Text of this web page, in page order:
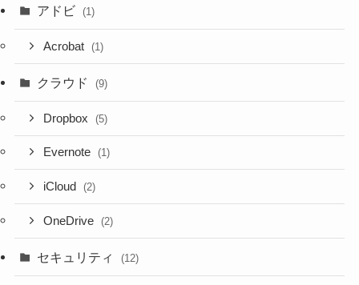
アドビ (1)
Acrobat (1)
クラウド (9)
Dropbox (5)
Evernote (1)
iCloud (2)
OneDrive (2)
セキュリティ (12)